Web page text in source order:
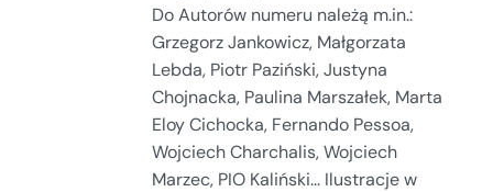
Do Autorów numeru należą m.in.:
Grzegorz Jankowicz, Małgorzata
Lebda, Piotr Paziński, Justyna
Chojnacka, Paulina Marszałek, Marta
Eloy Cichocka, Fernando Pessoa,
Wojciech Charchalis, Wojciech
Marzec, PIO Kaliński... Ilustracje w